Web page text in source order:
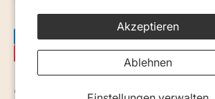
Akzeptieren
Ablehnen
© 2026, Monkey Mum. · Site by